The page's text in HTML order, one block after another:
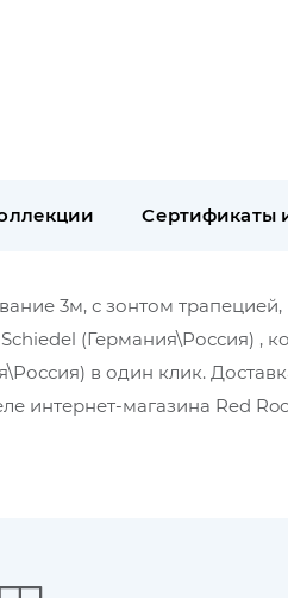
Сертификаты
3м, с зонтом трапецией,
(Германия\Россия) ,
в один клик.
интернет-магазина Red